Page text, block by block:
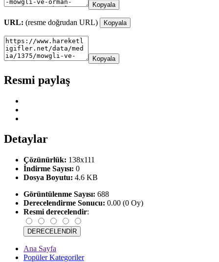
Kopyala
URL: (resme doğrudan URL) Kopyala
Kopyala
Resmi paylaş
Detaylar
Çözünürlük: 138x111
İndirme Sayısı: 0
Dosya Boyutu: 4.6 KB
Görüntülenme Sayısı: 688
Derecelendirme Sonucu: 0.00 (0 Oy)
Resmi derecelendir:
Ana Sayfa
Popüler Kategoriler